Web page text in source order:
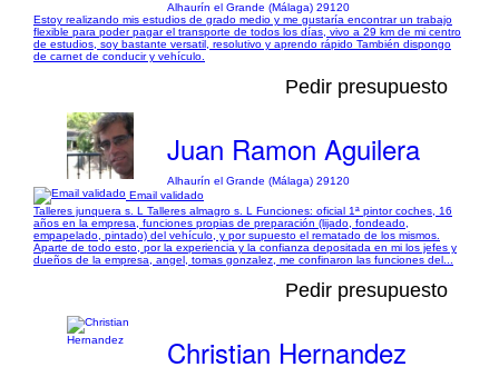
Alhaurín el Grande (Málaga) 29120
Estoy realizando mis estudios de grado medio y me gustaría encontrar un trabajo
flexible para poder pagar el transporte de todos los días, vivo a 29 km de mi centro
de estudios, soy bastante versatil, resolutivo y aprendo rápido También dispongo
de carnet de conducir y vehículo.
Pedir presupuesto
Juan Ramon Aguilera
Alhaurín el Grande (Málaga) 29120
Email validado
Talleres junquera s. L Talleres almagro s. L Funciones: oficial 1ª pintor coches, 16
años en la empresa, funciones propias de preparación (lijado, fondeado,
empapelado, pintado) del vehículo, y por supuesto el rematado de los mismos.
Aparte de todo esto, por la experiencia y la confianza depositada en mi los jefes y
dueños de la empresa, angel, tomas gonzalez, me confinaron las funciones del...
Pedir presupuesto
Christian Hernandez